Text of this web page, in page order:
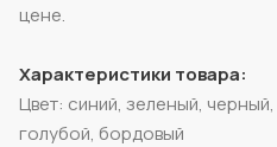
цене.
Характеристики товара:
Цвет: синий, зеленый,
голубой, бордовый